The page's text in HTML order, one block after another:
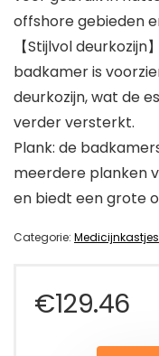
offshore gebieden
【Stijlvol
badkamer is
deurkozijn, wat de
verder versterkt.
Plank: de
meerdere planken
en biedt een grote
Categorie: Medicijnkastjes
€129.46